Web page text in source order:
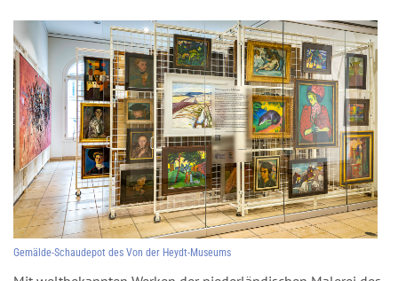
Gemälde-Schaudepot des Von der Heydt-Museums